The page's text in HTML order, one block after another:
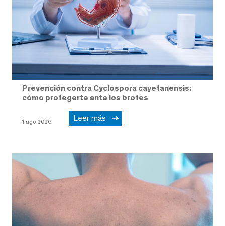
Prevención contra Cyclospora cayetanensis:
cómo protegerte ante los brotes
1 ago 2026 Leer más